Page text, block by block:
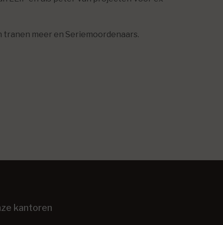
tranen meer en Seriemoordenaars.
kantoren